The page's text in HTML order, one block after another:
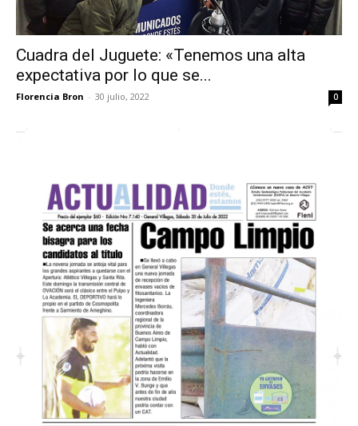
Cuadra del Juguete: «Tenemos una alta
expectativa por lo que se...
Florencia Bron - 30 julio, 2022 0